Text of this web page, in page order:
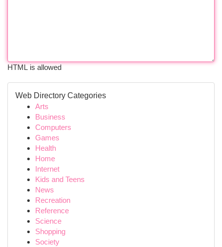
HTML is allowed
Web Directory Categories
Arts
Business
Computers
Games
Health
Home
Internet
Kids and Teens
News
Recreation
Reference
Science
Shopping
Society